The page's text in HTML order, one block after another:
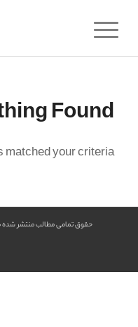
Found
matched your criteria